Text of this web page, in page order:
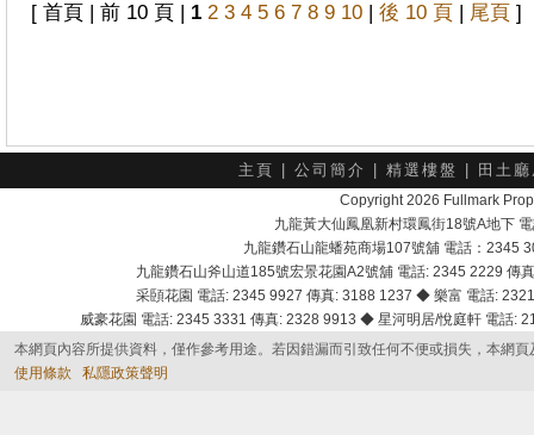
[ 首頁 | 前 10 頁 | 1 2 3 4 5 6 7 8 9 10 | 後 10 頁 | 尾頁 ]
主頁 公司簡介 精選樓盤 田土
Copyright 2026 Fullmark
九龍黃大仙鳳凰新村環鳳街18號A地下
九龍鑽石山龍蟠苑商場107號舖 電話：2345
九龍鑽石山斧山道185號宏景花園A2號舖 電話: 2345 2229
采頣花園 電話: 2345 9927 傳真: 3188 1237 ◆ 樂富 電話:
威豪花園 電話: 2345 3331 傳真: 2328 9913 ◆ 星河明居/悅庭軒 電話
本網頁內容所提供資料，僅作參考用途。若因錯漏而引致任何不便或損失，本網
使用條款
私隱政策聲明